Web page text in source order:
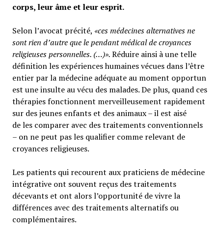
corps, leur âme et leur esprit.
Selon l’avocat précité, «ces médecines alternatives ne
sont rien d’autre que le pendant médical de croyances
religieuses personnelles. (…)».Réduire ainsi à une telle
définition les expériences humaines vécues dans l’être
entier par la médecine adéquate au moment opportun
est une insulte au vécu des malades. De plus, quand ces
thérapies fonctionnent merveilleusement rapidement
sur des jeunes enfants et des animaux – il est aisé
de les comparer avec des traitements conventionnels
– on ne peut pas les qualifier comme relevant de
croyances religieuses.
Les patients qui recourent aux praticiens de médecine
intégrative ont souvent reçus des traitements
décevants et ont alors l’opportunité de vivre la
différences avec des traitements alternatifs ou
complémentaires.